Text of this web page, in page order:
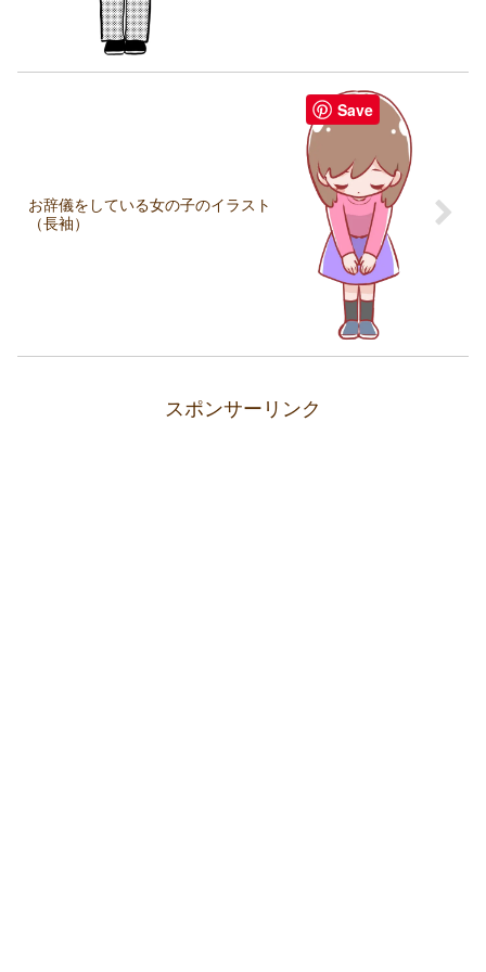
お辞儀をしている女の子のイラスト
（長袖）
スポンサーリンク
Save